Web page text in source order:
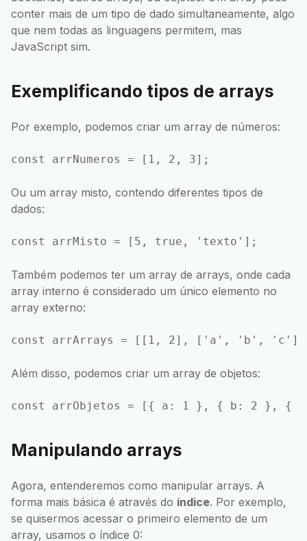
conter mais de um tipo de dado simultaneamente, algo
que nem todas as linguagens permitem, mas
JavaScript sim.
Exemplificando tipos de arrays
Por exemplo, podemos criar um array de números:
Ou um array misto, contendo diferentes tipos de
dados:
Também podemos ter um array de arrays, onde cada
array interno é considerado um único elemento no
array externo:
Além disso, podemos criar um array de objetos:
Manipulando arrays
Agora, entenderemos como manipular arrays. A
forma mais básica é através do índice. Por exemplo,
se quisermos acessar o primeiro elemento de um
array, usamos o índice 0: